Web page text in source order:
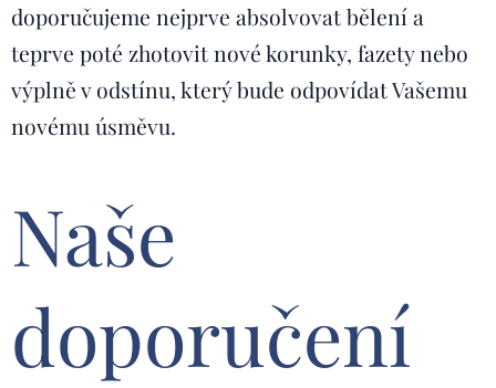
doporučujeme nejprve absolvovat bělení a
teprve poté zhotovit nové korunky, fazety nebo
výplně v odstínu, který bude odpovídat Vašemu
novému úsměvu.
Naše
doporučení